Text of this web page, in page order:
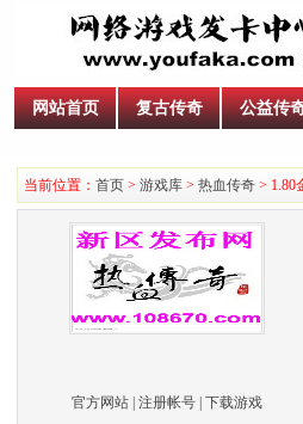
网站首页 复古传奇 公益传
当前位置： 首页 > 游戏库 > 热血传奇 > 1.80
官方网站 注册帐号 下载游戏